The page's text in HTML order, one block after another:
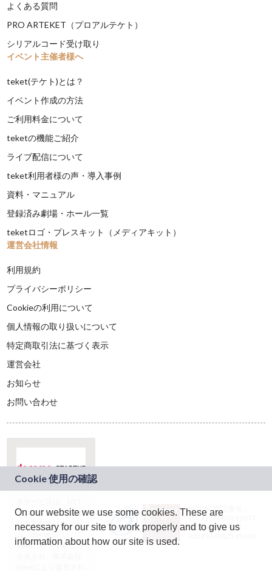
よくある質問
PRO ARTEKET（プロアルテケト）
シリアルコード受け取り
イベント主催者様へ
teket(テケト)とは？
イベント作成の方法
ご利用料金について
teketの機能ご紹介
ライブ配信について
teket利用者様の声・導入事例
資料・マニュアル
登録済み劇場・ホール一覧
teketロゴ・プレスキット（メディアキット）
運営会社情報
利用規約
プライバシーポリシー
Cookieの利用について
個人情報の取り扱いについて
特定商取引法に基づく表示
運営会社
お知らせ
お問い合わせ
ドコモグループの新
規事業創出プログラ
ム「docomo
STARTUP」を通じて
JASRAC許諾番号：
9024936001Y45037
JASRAC許諾番号：
On our website we use some cookies. These are
necessary for our site to work properly and to give us
information about how our site is used.